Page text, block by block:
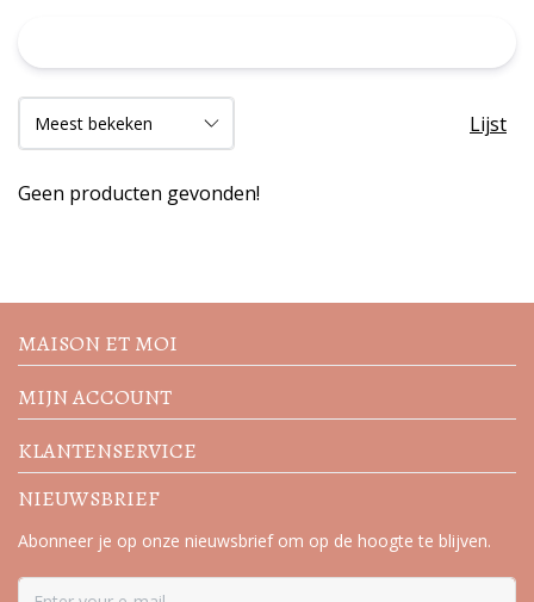
Lijst
Geen producten gevonden!
acties
MAISON ET MOI
MIJN ACCOUNT
KLANTENSERVICE
NIEUWSBRIEF
Abonneer je op onze nieuwsbrief om op de hoogte te blijven.